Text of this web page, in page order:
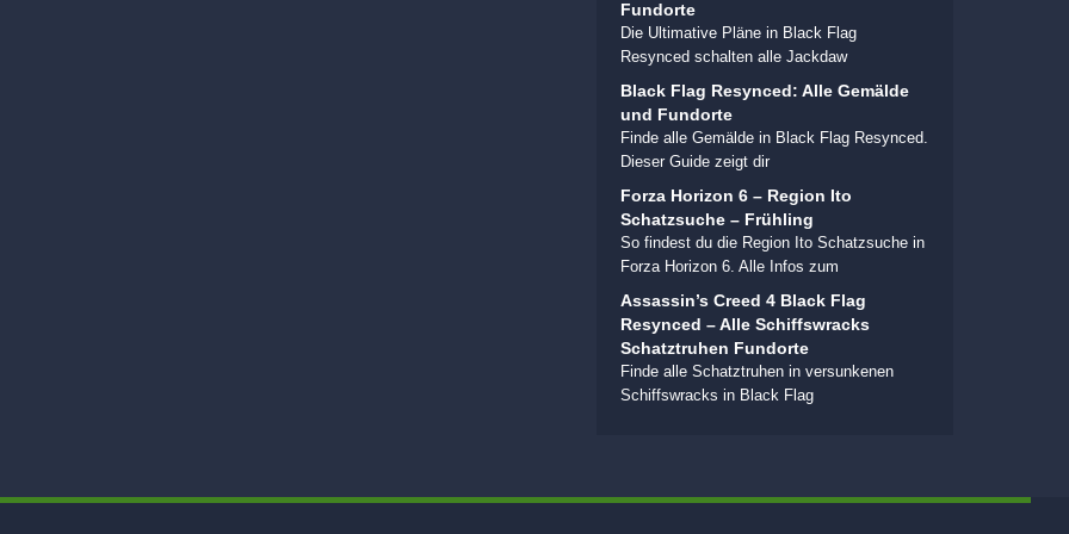
Fundorte
Die Ultimative Pläne in Black Flag
Resynced schalten alle Jackdaw
Black Flag Resynced: Alle Gemälde
und Fundorte
Finde alle Gemälde in Black Flag Resynced.
Dieser Guide zeigt dir
Forza Horizon 6 – Region Ito
Schatzsuche – Frühling
So findest du die Region Ito Schatzsuche in
Forza Horizon 6. Alle Infos zum
Assassin’s Creed 4 Black Flag
Resynced – Alle Schiffswracks
Schatztruhen Fundorte
Finde alle Schatztruhen in versunkenen
Schiffswracks in Black Flag